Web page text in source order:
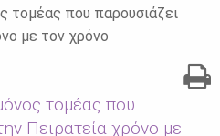
τομέας που παρουσιάζει
με τον χρόνο
τομέας που
Πειρατεία χρόνο με